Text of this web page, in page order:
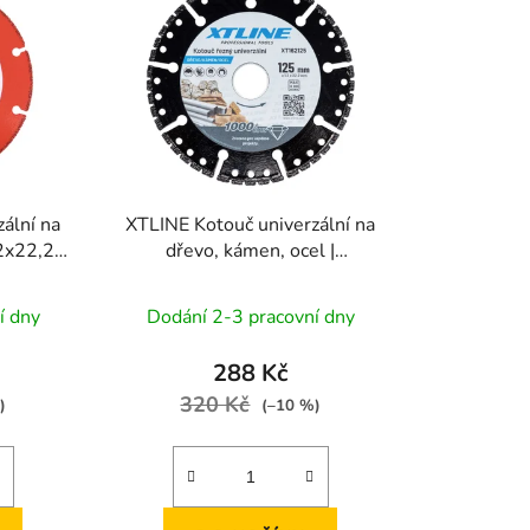
o
d
u
k
na
dny
XTLINE Kotouč univerzální na
dřevo, kámen, ocel |
Dodání 2-3 pracovní dny
288 Kč
320 Kč (–10 %)